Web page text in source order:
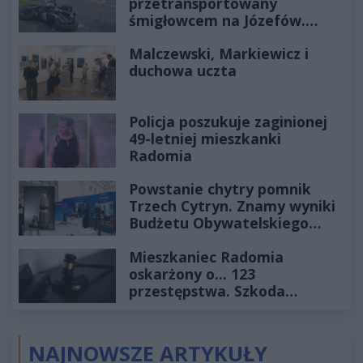
śmigłowcem na Józefów.
Malczewski, Markiewicz i
duchowa uczta
Policja poszukuje zaginionej
49-letniej mieszkanki
Radomia
Powstanie chytry pomnik
Trzech Cytryn. Znamy wyniki
Budżetu Obywatelskiego
Mieszkaniec Radomia
oskarżony o... 123
przestępstwa. Szkoda
NAJNOWSZE ARTYKUŁY